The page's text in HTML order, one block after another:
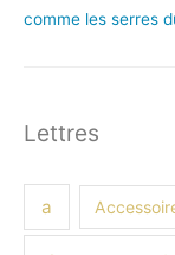
comme les serres
Lettres
a